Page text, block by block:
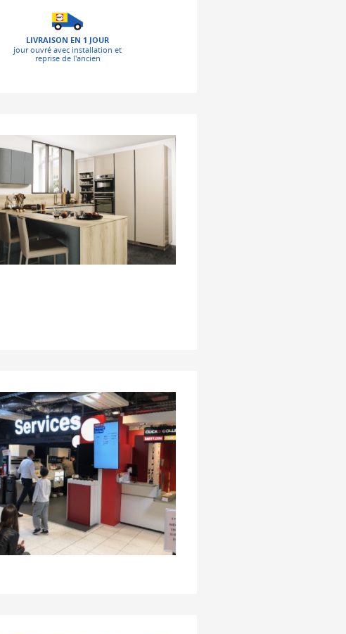
LIVRAISON EN 1 JOUR
jour ouvré avec installation et
reprise de l'ancien